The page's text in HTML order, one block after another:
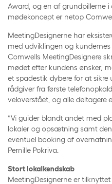
Award, og en af grundpillerne i
mødekoncept er netop
MeetingDesignerne har
med udviklingen og
Comwells MeetingDesignere
mødet efter kundens ønsker,
et spadestik dybere for at
rådgiver fra første
veloverstået, og alle deltagere
”Vi guider blandt andet med
lokaler og opsætning samt
eventuel booking af
Pernille Pokriva.
Stort lokalkendskab
MeetingDesignerne er